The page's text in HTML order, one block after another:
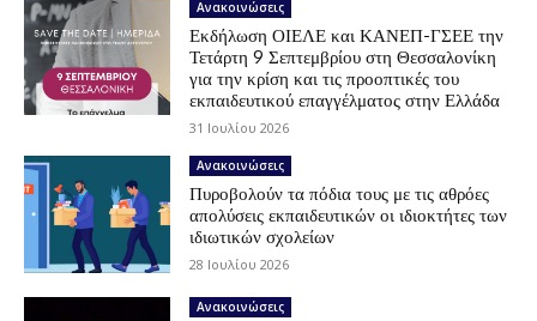
Ανακοινώσεις
Εκδήλωση ΟΙΕΛΕ και ΚΑΝΕΠ-ΓΣΕΕ την
Τετάρτη 9 Σεπτεμβρίου στη Θεσσαλονίκη
για την κρίση και τις προοπτικές του
εκπαιδευτικού επαγγέλματος στην Ελλάδα
31 Ιουλίου 2026
Ανακοινώσεις
Πυροβολούν τα πόδια τους με τις αθρόες
απολύσεις εκπαιδευτικών οι ιδιοκτήτες των
ιδιωτικών σχολείων
28 Ιουλίου 2026
Ανακοινώσεις